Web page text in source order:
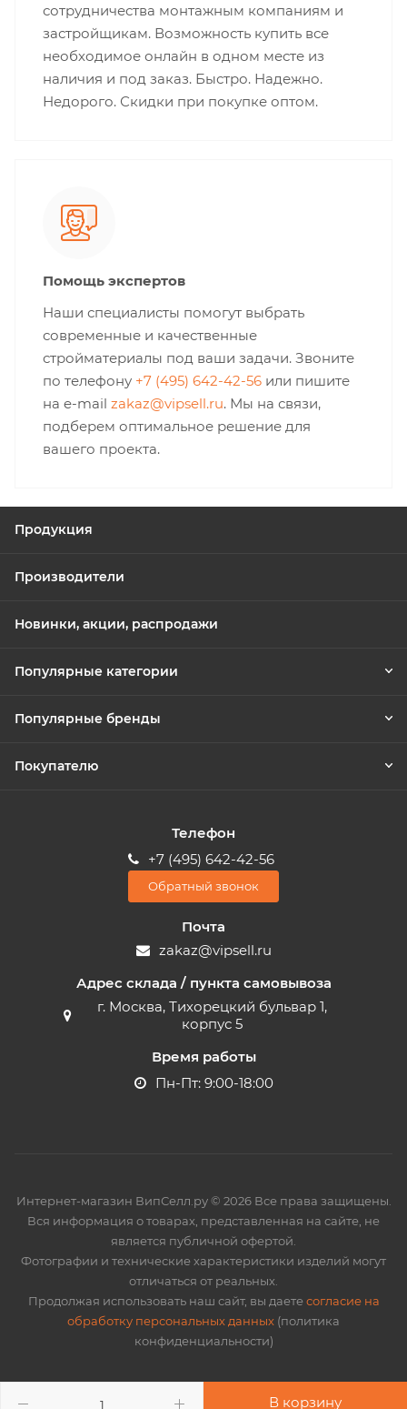
В корзину
сотрудничества монтажным компаниям и
застройщикам. Возможность купить все
необходимое онлайн в одном месте из
наличия и под заказ. Быстро. Надежно.
Недорого. Скидки при покупке оптом.
Помощь экспертов
Наши специалисты помогут выбрать
современные и качественные
стройматериалы под ваши задачи. Звоните
по телефону +7 (495) 642-42-56 или пишите
на e-mail zakaz@vipsell.ru. Мы на связи,
подберем оптимальное решение для
вашего проекта.
Продукция
Производители
Новинки, акции, распродажи
Популярные категории
Популярные бренды
Покупателю
Телефон
+7 (495) 642-42-56
Обратный звонок
Почта
zakaz@vipsell.ru
Адрес склада / пункта самовывоза
г. Москва, Тихорецкий бульвар 1,
корпус 5
Время работы
Пн-Пт: 9:00-18:00
Интернет-магазин ВипСелл.ру © 2026 Все права защищены.
Вся информация о товарах, представленная на сайте, не
является публичной офертой.
Фотографии и технические характеристики изделий могут
отличаться от реальных.
Продолжая использовать наш сайт, вы даетесогласие на
обработку персональных данных (политика
конфиденциальности)